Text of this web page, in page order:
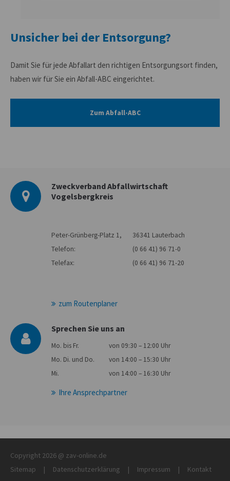
Unsicher bei der Entsorgung?
Damit Sie für jede Abfallart den richtigen Entsorgungsort finden,
haben wir für Sie ein Abfall-ABC eingerichtet.
Zum Abfall-ABC
Zweckverband Abfallwirtschaft
Vogelsbergkreis
Peter-Grünberg-Platz 1,
36341 Lauterbach
Telefon:
(0 66 41) 96 71-0
Telefax:
(0 66 41) 96 71-20
zum Routenplaner
Sprechen Sie uns an
Mo. bis Fr.
von 09:30 – 12:00 Uhr
Mo. Di. und Do.
von 14:00 – 15:30 Uhr
Mi.
von 14:00 – 16:30 Uhr
Ihre Ansprechpartner
Copyright 2026 @ zav-online.de
Sitemap
| Datenschutzerklärung | Impressum | Kontakt